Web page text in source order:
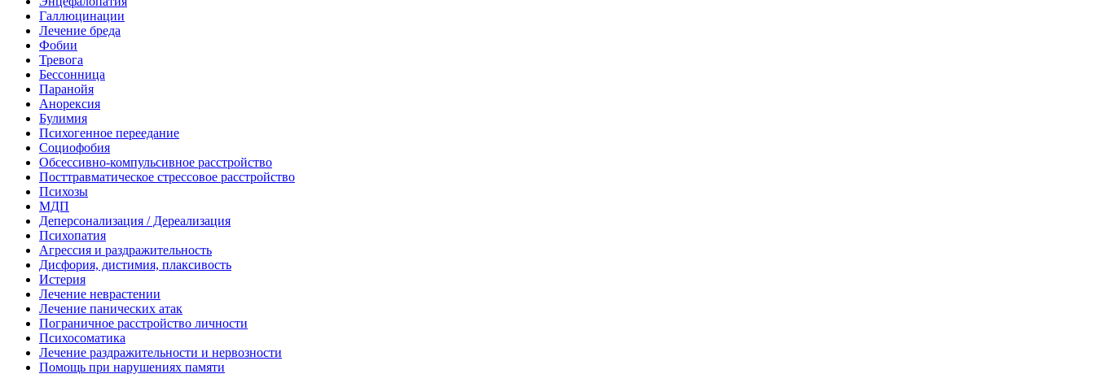
Галлюцинации
Лечение бреда
Фобии
Тревога
Бессонница
Паранойя
Анорексия
Булимия
Психогенное переедание
Социофобия
Обсессивно-компульсивное расстройство
Посттравматическое стрессовое расстройство
Психозы
МДП
Деперсонализация / Дереализация
Психопатия
Агрессия и раздражительность
Дисфория, дистимия, плаксивость
Истерия
Лечение неврастении
Лечение панических атак
Пограничное расстройство личности
Психосоматика
Лечение раздражительности и нервозности
Помощь при нарушениях памяти